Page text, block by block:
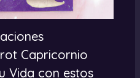
Capricornio
Vida con estos